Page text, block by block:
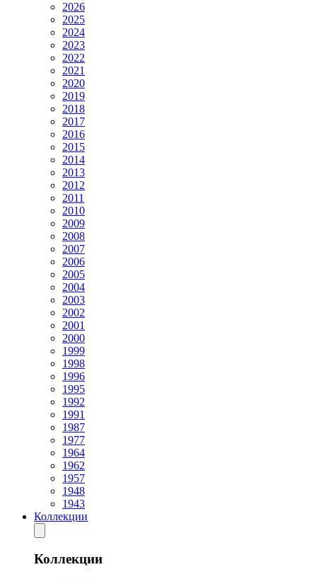
2026
2025
2024
2023
2022
2021
2020
2019
2018
2017
2016
2015
2014
2013
2012
2011
2010
2009
2008
2007
2006
2005
2004
2003
2002
2001
2000
1999
1998
1996
1995
1992
1991
1987
1977
1964
1962
1957
1948
1943
Коллекции
Коллекции